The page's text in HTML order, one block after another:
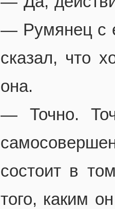
— Румянец с
сказал, что
она.
— Точно.
состоит в
того, каким